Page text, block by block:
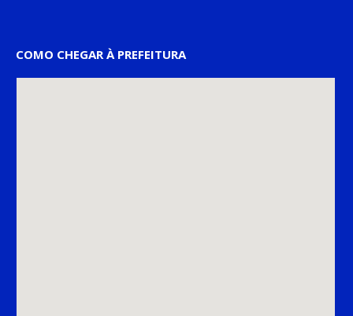
COMO CHEGAR À PREFEITURA